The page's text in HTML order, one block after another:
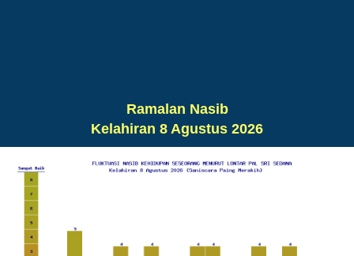
Ramalan Nasib
Kelahiran 8 Agustus 2026